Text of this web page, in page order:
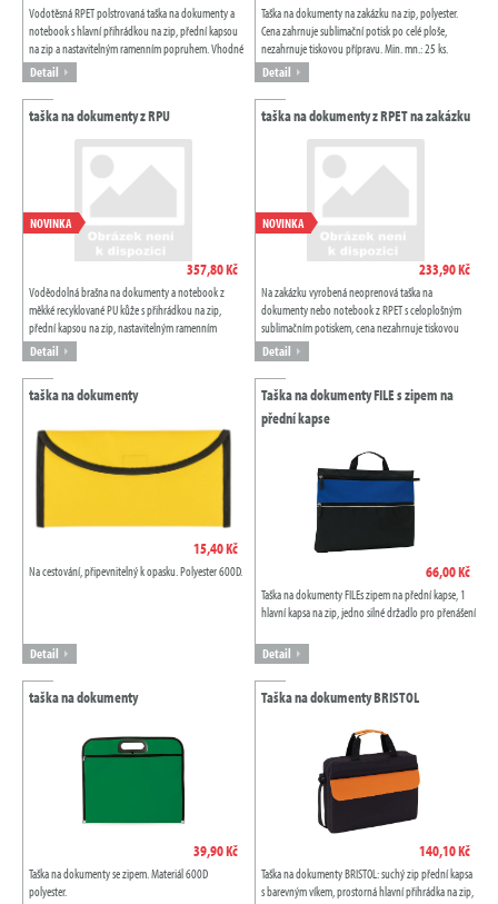
Vodotěsná RPET polstrovaná taška na dokumenty a
notebook s hlavní přihrádkou na zip, přední kapsou
na zip a nastavitelným ramenním popruhem. Vhodné
pro notebooky do 15". 600D RPET...
Detail
Taška na dokumenty na zakázku na zip, polyester.
Cena zahrnuje sublimační potisk po celé ploše,
nezahrnuje tiskovou přípravu. Min. mn.: 25 ks.
Detail
taška na dokumenty z RPU
NOVINKA
357,80 Kč
Voděodolná brašna na dokumenty a notebook z
měkké recyklované PU kůže s přihrádkou na zip,
přední kapsou na zip, nastavitelným ramenním
popruhem a polstrovanou přihrádkou na
notebook...
Detail
taška na dokumenty z RPET na zakázku
NOVINKA
233,90 Kč
Na zakázku vyrobená neoprenová taška na
dokumenty nebo notebook z RPET s celoplošným
sublimačním potiskem, cena nezahrnuje tiskovou
přípravu. Vhodná pro notebooky do velikosti 15"....
Detail
taška na dokumenty
15,40 Kč
Na cestování, připevnitelný k opasku. Polyester 600D.
Detail
Taška na dokumenty FILE s zipem na
přední kapse
66,00 Kč
Taška na dokumenty FILEs zipem na přední kapse, 1
hlavní kapsa na zip, jedno silné držadlo pro přenášení
Detail
taška na dokumenty
39,90 Kč
Taška na dokumenty se zipem. Materiál 600D
polyester.
Taška na dokumenty BRISTOL
140,10 Kč
Taška na dokumenty BRISTOL: suchý zip přední kapsa
s barevným víkem, prostorná hlavní přihrádka na zip,